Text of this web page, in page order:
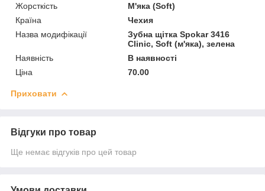
Жорсткість
М'яка (Soft)
Країна
Чехия
Назва модифікації
Зубна щітка Spokar 3416
Clinic, Soft (м'яка), зелена
Наявність
В наявності
Ціна
70.00
Приховати
Відгуки про товар
Ще немає відгуків про цей товар